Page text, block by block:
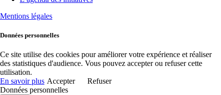
Mentions légales
Données personnelles
Ce site utilise des cookies pour améliorer votre expérience et réaliser
des statistiques d'audience. Vous pouvez accepter ou refuser cette
utilisation.
En savoir plus Accepter
Refuser
Données personnelles